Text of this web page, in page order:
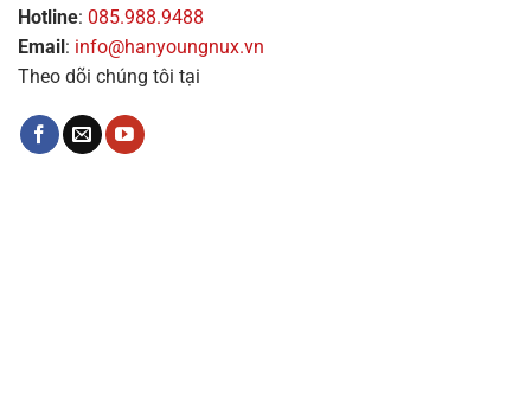
Hotline: 085.988.9488
Email: info@hanyoungnux.vn
Theo dõi chúng tôi tại